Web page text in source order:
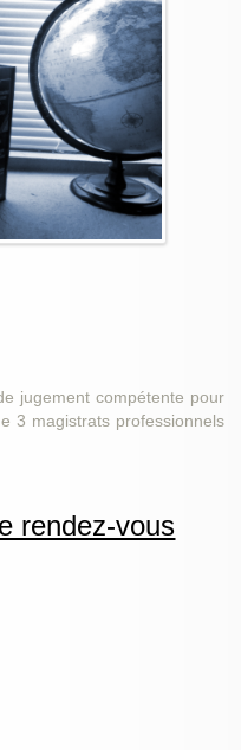
jugement compétente pour
3 magistrats professionnels
rendez-vous